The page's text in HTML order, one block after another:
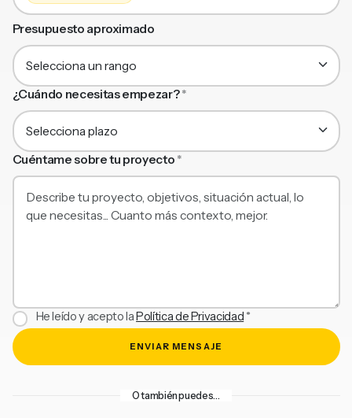
Presupuesto aproximado
¿Cuándo necesitas empezar?*
Cuéntame sobre tu proyecto *
He leído y acepto laPolítica de Privacidad *
ENVIAR MENSAJE
O también puedes…